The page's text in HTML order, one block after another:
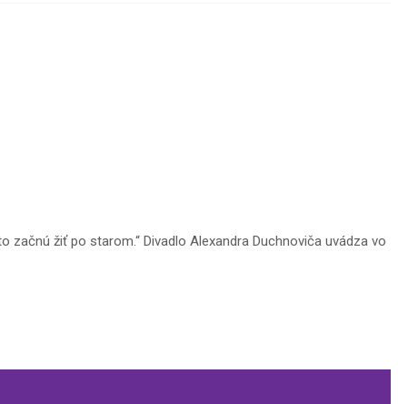
žiť po starom.“ Divadlo Alexandra Duchnoviča uvádza vo